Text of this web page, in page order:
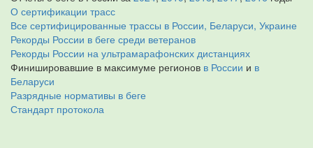
О сертификации трасс
Все сертифицированные трассы в России, Беларуси, Украине
Рекорды России в беге среди ветеранов
Рекорды России на ультрамарафонских дистанциях
Финишировавшие в максимуме регионов в России и в
Беларуси
Разрядные нормативы в беге
Стандарт протокола